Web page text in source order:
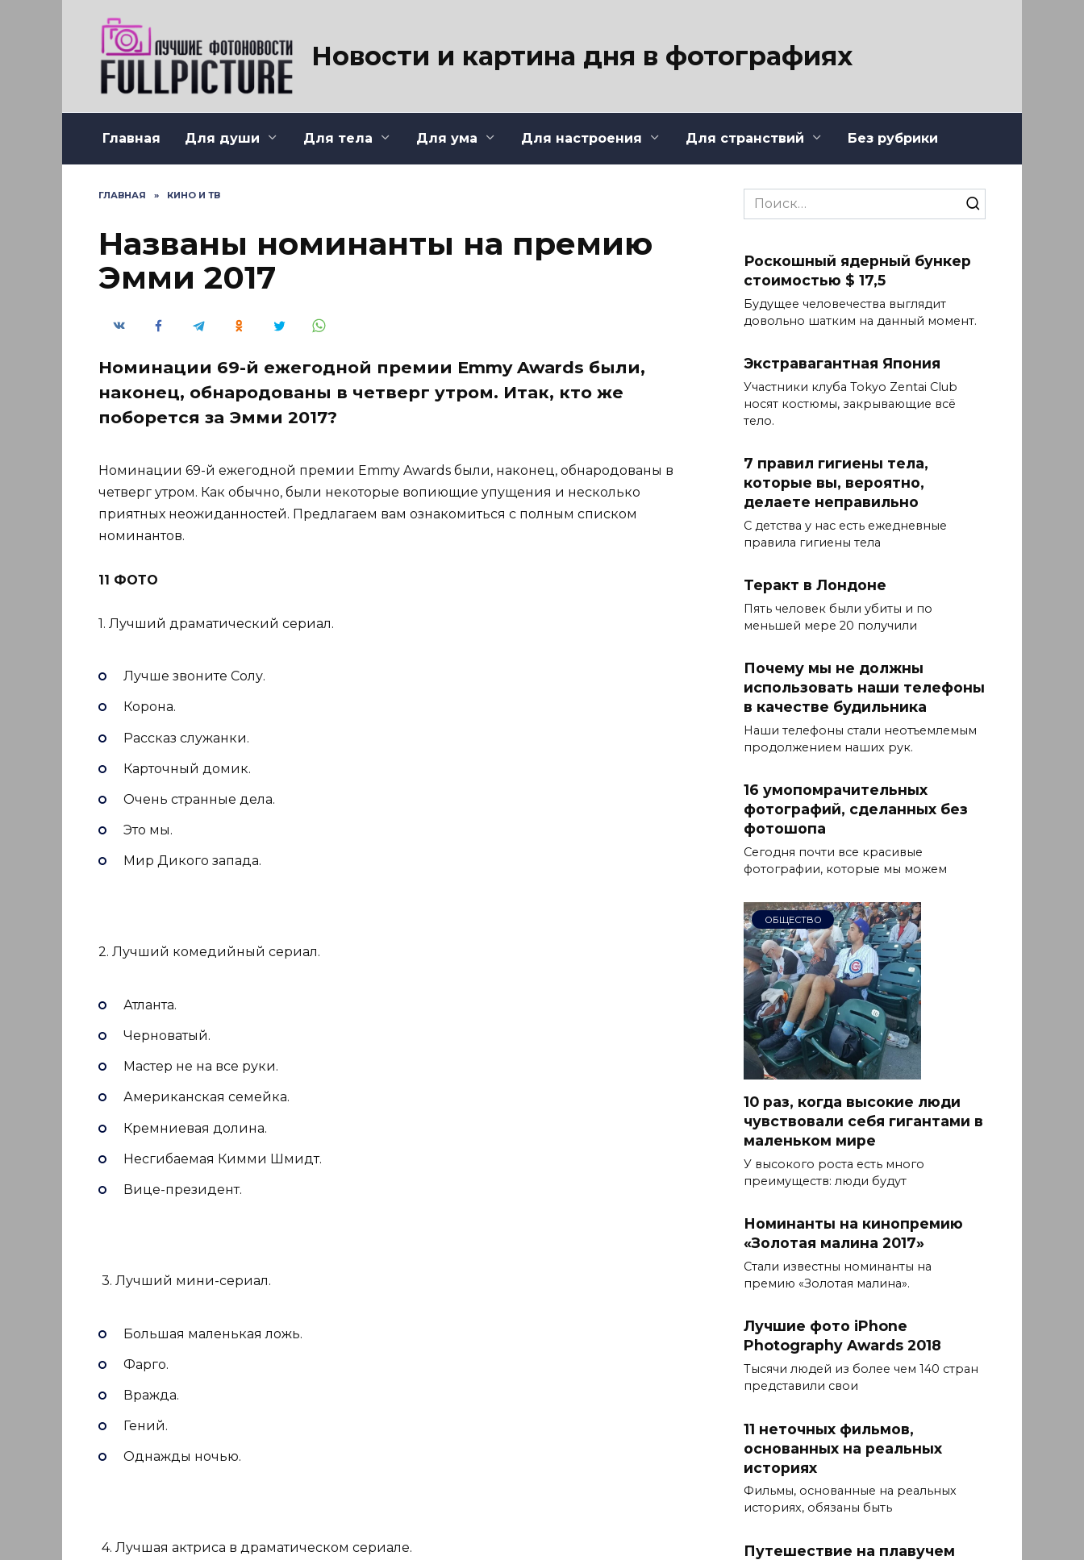
Новости и картина дня в фотографиях
Главная Для души Для тела Для ума Для настроения Для странствий Без рубрики
ГЛАВНАЯ » КИНО И ТВ
Названы номинанты на премию
Эмми 2017
Номинации 69-й ежегодной премии Emmy Awards были,
наконец, обнародованы в четверг утром. Итак, кто же
поборется за Эмми 2017?
Номинации 69-й ежегодной премии Emmy Awards были, наконец, обнародованы в
четверг утром. Как обычно, были некоторые вопиющие упущения и несколько
приятных неожиданностей. Предлагаем вам ознакомиться с полным списком
номинантов.
11 ФОТО
1. Лучший драматический сериал.
Лучше звоните Солу.
Корона.
Рассказ служанки.
Карточный домик.
Очень странные дела.
Это мы.
Мир Дикого запада.
2. Лучший комедийный сериал.
Атланта.
Черноватый.
Мастер не на все руки.
Американская семейка.
Кремниевая долина.
Несгибаемая Кимми Шмидт.
Вице-президент.
3. Лучший мини-сериал.
Большая маленькая ложь.
Фарго.
Вражда.
Гений.
Однажды ночью.
4. Лучшая актриса в драматическом сериале.
Search
for:
Роскошный ядерный бункер
стоимостью $ 17,5
Будущее человечества выглядит
довольно шатким на данный момент.
Экстравагантная Япония
Участники клуба Tokyo Zentai Club
носят костюмы, закрывающие всё
тело.
7 правил гигиены тела,
которые вы, вероятно,
делаете неправильно
С детства у нас есть ежедневные
правила гигиены тела
Теракт в Лондоне
Пять человек были убиты и по
меньшей мере 20 получили
Почему мы не должны
использовать наши телефоны
в качестве будильника
Наши телефоны стали неотъемлемым
продолжением наших рук.
16 умопомрачительных
фотографий, сделанных без
фотошопа
Сегодня почти все красивые
фотографии, которые мы можем
ОБЩЕСТВО
10 раз, когда высокие люди
чувствовали себя гигантами в
маленьком мире
У высокого роста есть много
преимуществ: люди будут
Номинанты на кинопремию
«Золотая малина 2017»
Стали известны номинанты на
премию «Золотая малина».
Лучшие фото iPhone
Photography Awards 2018
Тысячи людей из более чем 140 стран
представили свои
11 неточных фильмов,
основанных на реальных
историях
Фильмы, основанные на реальных
историях, обязаны быть
Путешествие на плавучем